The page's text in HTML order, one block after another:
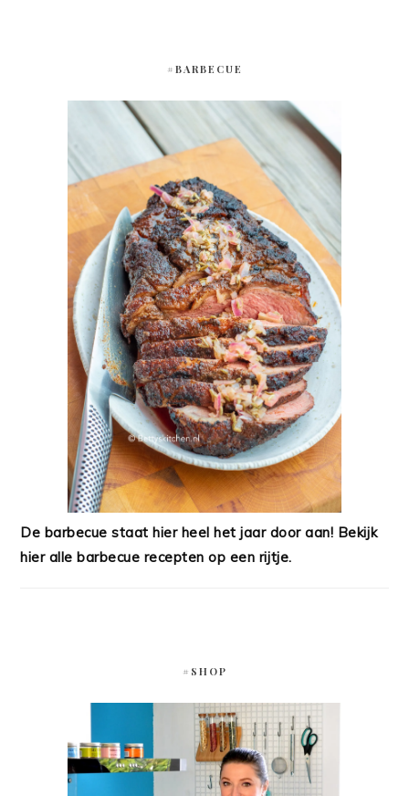
#BARBECUE
De barbecue staat hier heel het jaar door aan! Bekijk
hier alle barbecue recepten op een rijtje.
#SHOP